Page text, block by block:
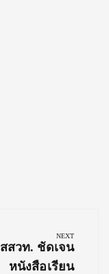
NEXT
Next
Post:
สสวท. ชัดเจน
หนังสือเรียน